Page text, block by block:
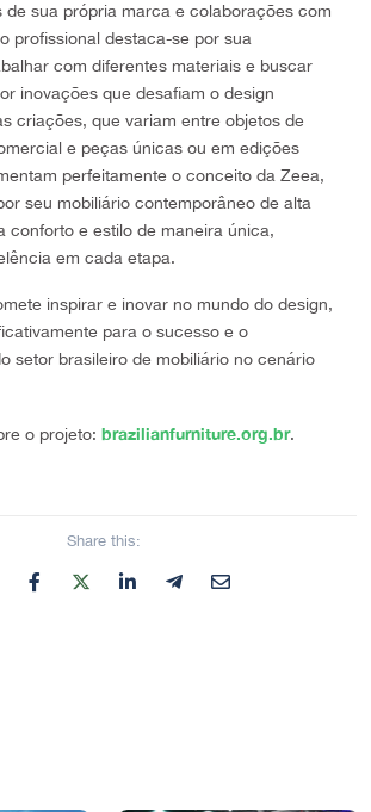
de sua própria marca e colaborações com
profissional destaca-se por sua
com diferentes materiais e buscar
inovações que desafiam o design
criações, que variam entre objetos de
e peças únicas ou em edições
perfeitamente o conceito da Zeea,
seu mobiliário contemporâneo de alta
conforto e estilo de maneira única,
em cada etapa.
inspirar e inovar no mundo do design,
para o sucesso e o
setor brasileiro de mobiliário no cenário
o projeto: brazilianfurniture.org.br.
Share this: